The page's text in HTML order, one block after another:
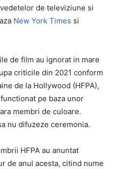
de televiziune si
New York Times si
de film au ignorat in mare
criticile din 2021 conform
de la Hollywood (HFPA),
pe baza unor
membri de culoare.
nu difuzeze ceremonia.
HFPA au anuntat
de anul acesta, citind nume